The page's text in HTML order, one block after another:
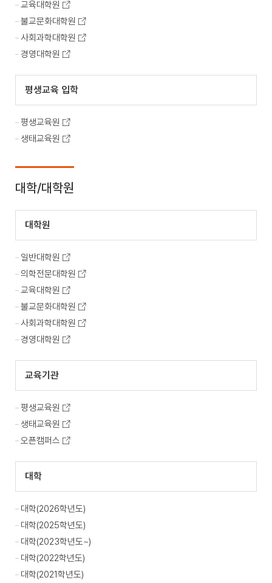
교육대학원
불교문화대학원
사회과학대학원
경영대학원
평생교육 입학
평생교육원
생태교육원
대학/대학원
대학원
일반대학원
의학전문대학원
교육대학원
불교문화대학원
사회과학대학원
경영대학원
교육기관
평생교육원
생태교육원
오픈캠퍼스
대학
대학(2026학년도)
대학(2025학년도)
대학(2023학년도~)
대학(2022학년도)
대학(2021학년도)